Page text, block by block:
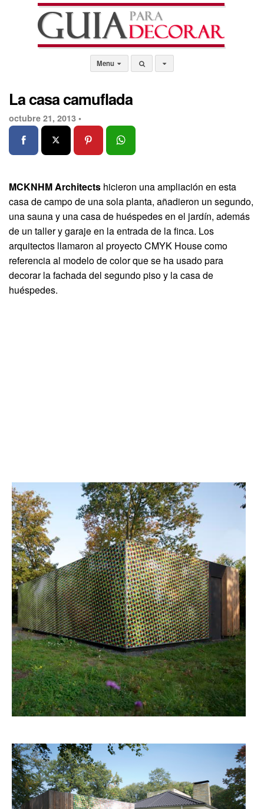
Menu
La casa camuflada
octubre 21, 2013 •
MCKNHM Architects hicieron una ampliación en esta
casa de campo de una sola planta, añadieron un segundo,
una sauna y una casa de huéspedes en el jardín, además
de un taller y garaje en la entrada de la finca. Los
arquitectos llamaron al proyecto CMYK House como
referencia al modelo de color que se ha usado para
decorar la fachada del segundo piso y la casa de
huéspedes.